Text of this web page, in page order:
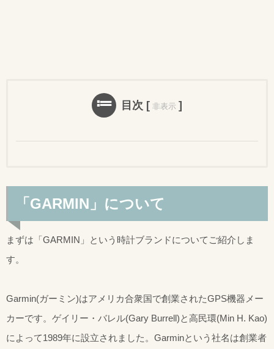
目次 [ 非表示 ]
「GARMIN」について
まずは「GARMIN」という時計ブランドについてご紹介しま
す。
Garmin(ガーミン)はアメリカ合衆国で創業されたGPS機器メー
カーです。ゲイリー・バレル(Gary Burrell)と高民環(Min H. Kao)
によって1989年に設立されました。Garminという社名は創業者